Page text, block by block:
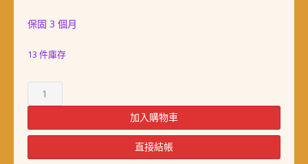
保固 3 個月
13 件庫存
業
USB
RS485
加入購物車
直接結帳